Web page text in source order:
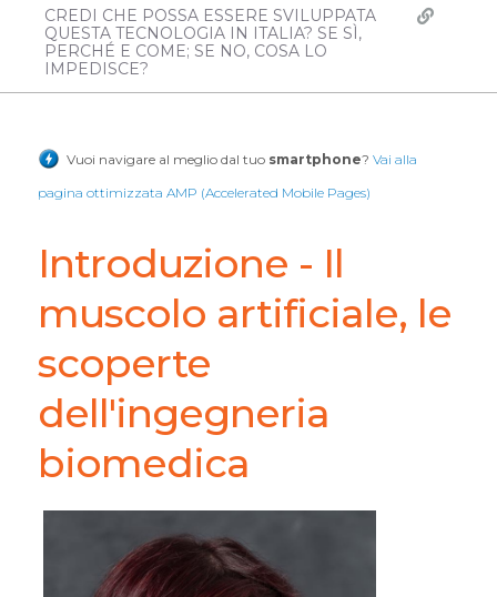
CREDI CHE POSSA ESSERE SVILUPPATA
QUESTA TECNOLOGIA IN ITALIA? SE SÌ,
PERCHÉ E COME; SE NO, COSA LO
IMPEDISCE?
Vuoi navigare al meglio dal tuo smartphone? Vai alla
pagina ottimizzata AMP (Accelerated Mobile Pages)
Introduzione - Il
muscolo artificiale, le
scoperte
dell'ingegneria
biomedica